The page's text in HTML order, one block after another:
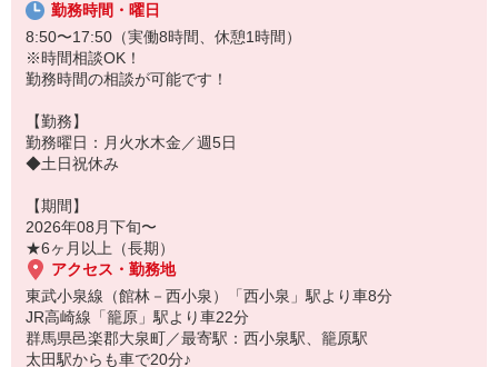
勤務時間・曜日
8:50〜17:50（実働8時間、休憩1時間）
※時間相談OK！
勤務時間の相談が可能です！
【勤務】
勤務曜日：月火水木金／週5日
◆土日祝休み
【期間】
2026年08月下旬〜
★6ヶ月以上（長期）
アクセス・勤務地
東武小泉線（館林－西小泉）「西小泉」駅より車8分
JR高崎線「籠原」駅より車22分
群馬県邑楽郡大泉町／最寄駅：西小泉駅、籠原駅
太田駅からも車で20分♪